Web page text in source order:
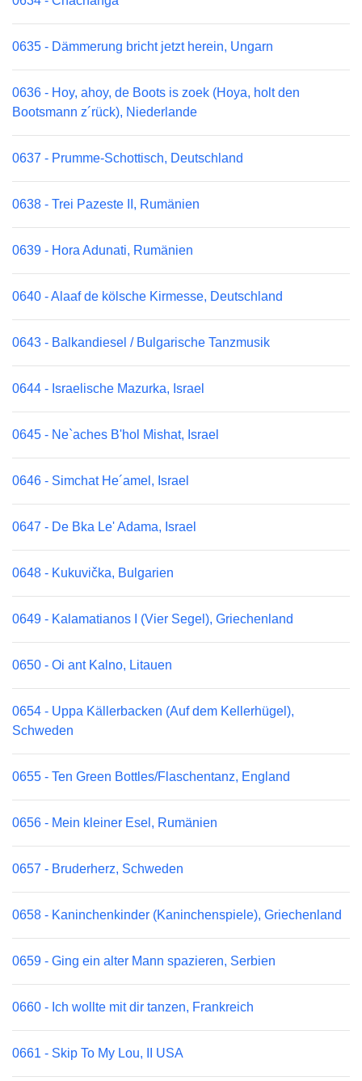
0635 - Dämmerung bricht jetzt herein, Ungarn
0636 - Hoy, ahoy, de Boots is zoek (Hoya, holt den
Bootsmann z´rück), Niederlande
0637 - Prumme-Schottisch, Deutschland
0638 - Trei Pazeste II, Rumänien
0639 - Hora Adunati, Rumänien
0640 - Alaaf de kölsche Kirmesse, Deutschland
0643 - Balkandiesel / Bulgarische Tanzmusik
0644 - Israelische Mazurka, Israel
0645 - Ne`aches B'hol Mishat, Israel
0646 - Simchat He´amel, Israel
0647 - De Bka Le' Adama, Israel
0648 - Kukuvička, Bulgarien
0649 - Kalamatianos I (Vier Segel), Griechenland
0650 - Oi ant Kalno, Litauen
0654 - Uppa Källerbacken (Auf dem Kellerhügel),
Schweden
0655 - Ten Green Bottles/Flaschentanz, England
0656 - Mein kleiner Esel, Rumänien
0657 - Bruderherz, Schweden
0658 - Kaninchenkinder (Kaninchenspiele), Griechenland
0659 - Ging ein alter Mann spazieren, Serbien
0660 - Ich wollte mit dir tanzen, Frankreich
0661 - Skip To My Lou, II USA